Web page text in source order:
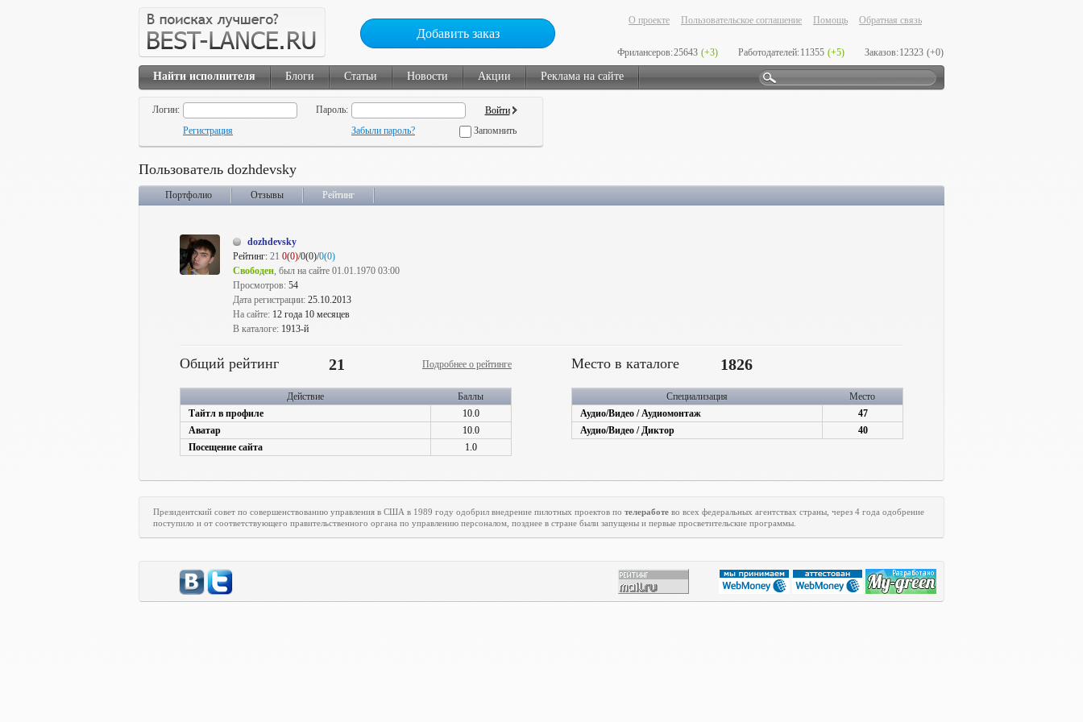
Добавить заказ
О проекте Пользовательское соглашение Помощь Обратная связь
Фрилансеров:25643 (+3) Работодателей:11355 (+5) Заказов:12323 (+0)
Найти исполнителя Блоги Статьи Новости Акции Реклама на сайте
Логин:
Пароль:
Регистрация
Забыли пароль? Запомнить
Пользователь dozhdevsky
Портфолио Отзывы Рейтинг
dozhdevsky
Рейтинг: 21 0(0)/0(0)/0(0)
Свободен, был на сайте 01.01.1970 03:00
Просмотров: 54
Дата регистрации: 25.10.2013
На сайте: 12 года 10 месяцев
В каталоге: 1913-й
Общий рейтинг 21 Подробнее о рейтинге
Действие
Баллы
Тайтл в профиле
10.0
Аватар
10.0
Посещение сайта
1.0
Место в каталоге 1826
Специализация
Место
Аудио/Видео / Аудиомонтаж
47
Аудио/Видео / Диктор
40
Президентский совет по совершенствованию управления в США в 1989 году одобрил внедрение пилотных проектов по телеработе во всех федеральных агентствах страны, через 4 года одобрение
поступило и от соответствующего правительственного органа по управлению персоналом, позднее в стране были запущены и первые просветительские программы.